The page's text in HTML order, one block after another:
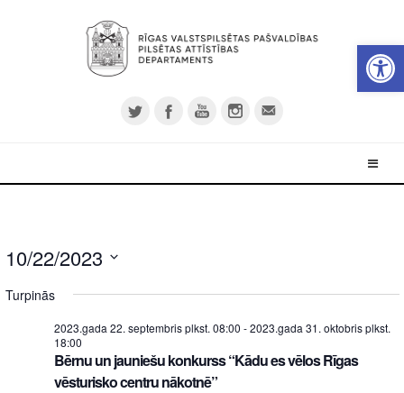
10/22/2023
date.
Turpinās
2023.gada 22. septembris plkst. 08:00 -2023.gada 31. oktobris plkst.
18:00
Bērnu un jauniešu konkurss “Kādu es vēlos Rīgas
vēsturisko centru nākotnē”